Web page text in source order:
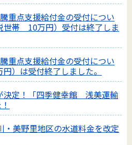
重点支援給付金の受付につい
世帯 10万円）受付は終了しま
重点支援給付金の受付につい
）は受付終了しました。
決定！「四季健幸館 浅美運輸
・美野里地区の水道料金を改定